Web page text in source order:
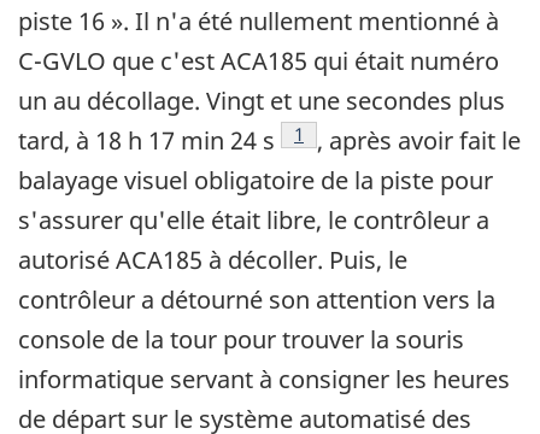
piste 16 ». Il n'a été nullement mentionné à
C-GVLO que c'est ACA185 qui était numéro
un au décollage. Vingt et une secondes plus
tard, à 18 h 17 min 24 s
Note de bas de page
1
, après avoir fait le
balayage visuel obligatoire de la piste pour
s'assurer qu'elle était libre, le contrôleur a
autorisé ACA185 à décoller. Puis, le
contrôleur a détourné son attention vers la
console de la tour pour trouver la souris
informatique servant à consigner les heures
de départ sur le système automatisé des